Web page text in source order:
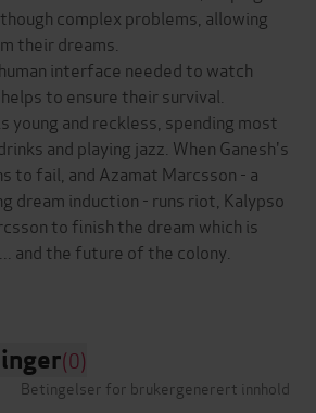
complex problems, allowing
their dreams.
interface needed to watch
to ensure their survival.
young and reckless, spending most
and playing jazz. When Ganesh's
to fail, and Azamat Marcsson - a
dream induction - runs riot, Kalypso
to finish the dream which is
and the future of the colony.
(0)
Betingelser for brukergenerert innhold